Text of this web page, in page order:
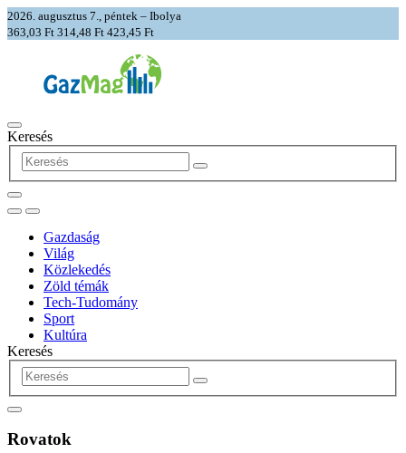
2026. augusztus 7., péntek – Ibolya
363,03 Ft 314,48 Ft 423,45 Ft
Keresés
Gazdaság
Világ
Közlekedés
Zöld témák
Tech-Tudomány
Sport
Kultúra
Keresés
Rovatok